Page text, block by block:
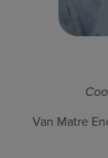
Van Matre